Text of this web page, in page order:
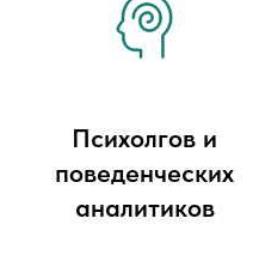
Психолгов и
поведенческих
аналитиков